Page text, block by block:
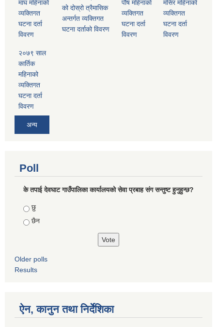
माघ महिनाको
व्यक्तिगत
घटना दर्ता
विवरण
को दोस्रो त्रैमासिक
अन्तर्गत व्यक्तिगत
घटना दर्ताको विवरण
पौष महिनाको
व्यक्तिगत
घटना दर्ता
विवरण
मंसिर महिनाको
व्यक्तिगत
घटना दर्ता
विवरण
२०७९ साल
कार्तिक
महिनाको
व्यक्तिगत
घटना दर्ता
विवरण
अन्य
Poll
के तपाई देवघाट गाउँपालिका कार्यालयको सेवा प्रबाह संग सन्तुष्ट हुनुहुन्छ?
Choices
छु
छैन
Older polls
Results
ऐन, कानुन तथा निर्देशिका